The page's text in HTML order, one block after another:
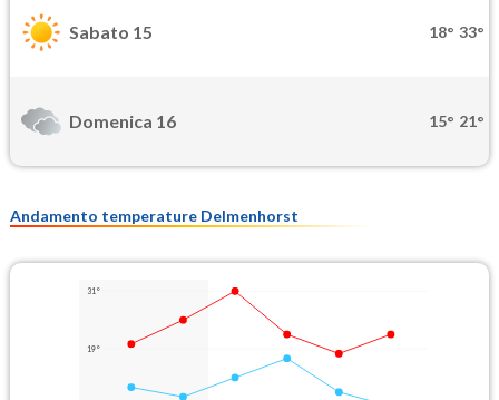
Sabato 15 18° 33°
Domenica 16 15° 21°
Andamento temperature Delmenhorst
31°
19°